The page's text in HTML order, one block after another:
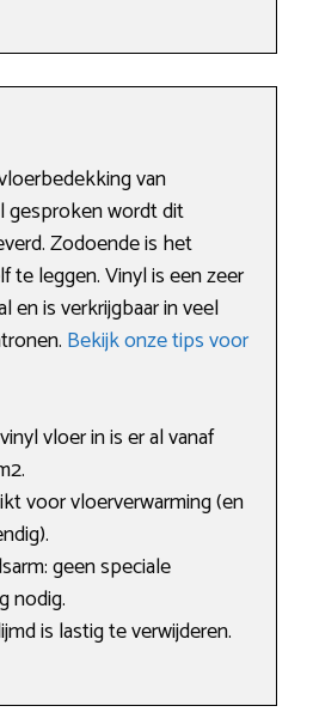
van
gesproken wordt dit
Zodoende is het
te leggen. Vinyl is een zeer
en is verkrijgbaar in veel
Bekijk onze tips voor
vloer in is er al vanaf
voor vloerverwarming (en
geen speciale
nodig.
is lastig te verwijderen.